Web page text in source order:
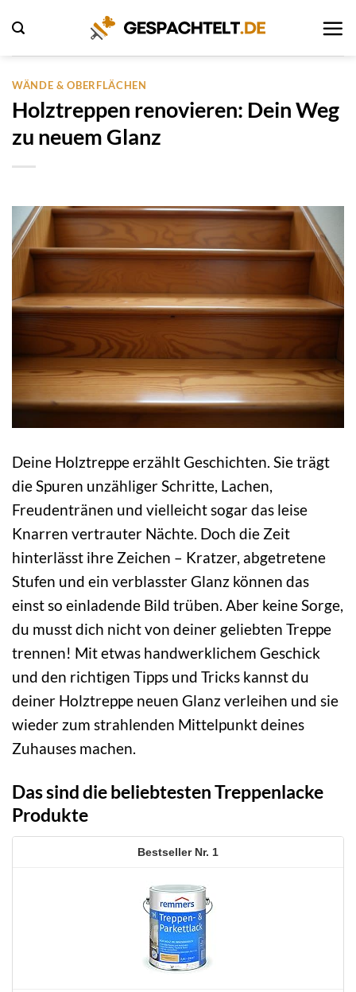
Inhalt
springen
WÄNDE & OBERFLÄCHEN
Holztreppen renovieren: Dein Weg
zu neuem Glanz
Deine Holztreppe erzählt Geschichten. Sie trägt
die Spuren unzähliger Schritte, Lachen,
Freudentränen und vielleicht sogar das leise
Knarren vertrauter Nächte. Doch die Zeit
hinterlässt ihre Zeichen – Kratzer, abgetretene
Stufen und ein verblasster Glanz können das
einst so einladende Bild trüben. Aber keine Sorge,
du musst dich nicht von deiner geliebten Treppe
trennen! Mit etwas handwerklichem Geschick
und den richtigen Tipps und Tricks kannst du
deiner Holztreppe neuen Glanz verleihen und sie
wieder zum strahlenden Mittelpunkt deines
Zuhauses machen.
Das sind die beliebtesten Treppenlacke
Produkte
1